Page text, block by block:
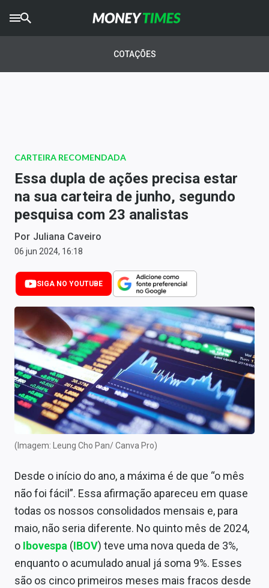
AGROTIMES
Newsletters
Money Trader
Anuncie
Últimas Notícias
Newsletters
Cotações
Comprar ou vender?
Carteiras Recomendadas
Central de Dividendos
Central de Fundos Imobiliários
Central dos IPOs
Finanças Pessoais
Mercados
Economia
Empresas
COTAÇÕES
CARTEIRA RECOMENDADA
Essa dupla de ações precisa estar
na sua carteira de junho, segundo
pesquisa com 23 analistas
Por Juliana Caveiro
06 jun 2024, 16:18
SIGA NO YOUTUBE
(Imagem: Leung Cho Pan/ Canva Pro)
Desde o início do ano, a máxima é de que “o mês
não foi fácil”. Essa afirmação apareceu em quase
todas os nossos consolidados mensais e, para
maio, não seria diferente. No quinto mês de 2024,
o Ibovespa (IBOV) teve uma nova queda de 3%,
enquanto o acumulado anual já soma 9%. Esses
são os cinco primeiros meses mais fracos desde